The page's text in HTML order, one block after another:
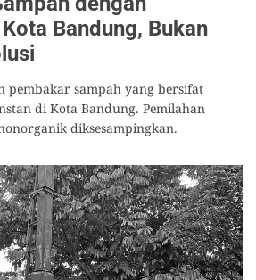
Bandung, Bukan
pembakar sampah yang bersifat
di Kota Bandung. Pemilahan
diksesampingkan.